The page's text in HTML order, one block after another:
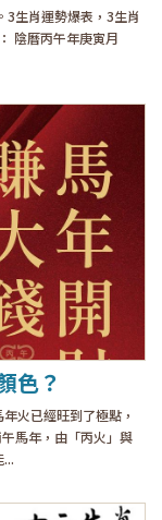
3生肖運勢爆表，3生肖
陰曆丙午年庚寅月
色？
火已經旺到了極點，
馬年，由「丙火」與